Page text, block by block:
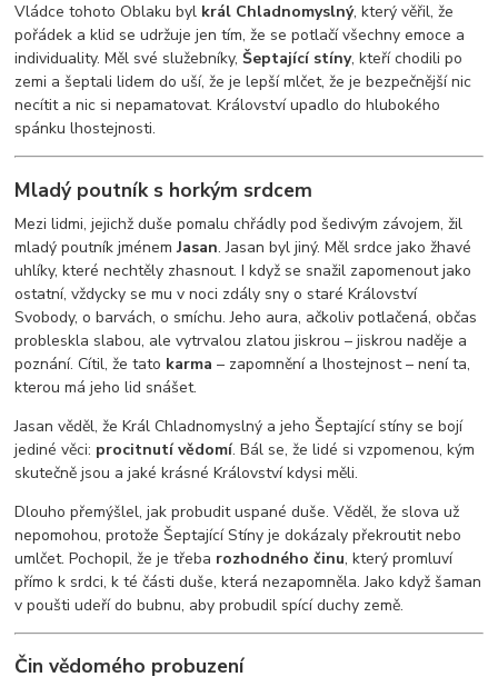
Vládce tohoto Oblaku byl král Chladnomyslný, který věřil, že
pořádek a klid se udržuje jen tím, že se potlačí všechny emoce a
individuality. Měl své služebníky,Šeptající stíny, kteří chodili po
zemi a šeptali lidem do uší, že je lepší mlčet, že je bezpečnější nic
necítit a nic si nepamatovat. Království upadlo do hlubokého
spánku lhostejnosti.
Mladý poutník s horkým srdcem
Mezi lidmi, jejichž duše pomalu chřádly pod šedivým závojem, žil
mladý poutník jménemJasan. Jasan byl jiný. Měl srdce jako žhavé
uhlíky, které nechtěly zhasnout. I když se snažil zapomenout jako
ostatní, vždycky se mu v noci zdály sny o staré Království
Svobody, o barvách, o smíchu. Jeho aura, ačkoliv potlačená, občas
probleskla slabou, ale vytrvalou zlatou jiskrou – jiskrou naděje a
poznání. Cítil, že tato karma – zapomnění a lhostejnost – není ta,
kterou má jeho lid snášet.
Jasan věděl, že Král Chladnomyslný a jeho Šeptající stíny se bojí
jediné věci: procitnutí vědomí. Bál se, že lidé si vzpomenou, kým
skutečně jsou a jaké krásné Království kdysi měli.
Dlouho přemýšlel, jak probudit uspané duše. Věděl, že slova už
nepomohou, protože Šeptající Stíny je dokázaly překroutit nebo
umlčet. Pochopil, že je třeba rozhodného činu, který promluví
přímo k srdci, k té části duše, která nezapomněla. Jako když šaman
v poušti udeří do bubnu, aby probudil spící duchy země.
Čin vědomého probuzení